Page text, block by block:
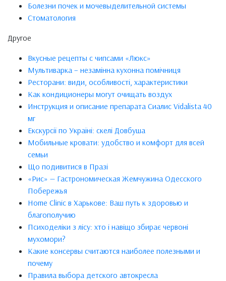
Болезни почек и мочевыделительной системы
Стоматология
Другое
Вкусные рецепты с чипсами «Люкс»
Мультиварка – незамінна кухонна помічниця
Ресторани: види, особливості, характеристики
Как кондиционеры могут очищать воздух
Инструкция и описание препарата Сиалис Vidalista 40
мг
Екскурсії по Україні: скелі Довбуша
Мобильные кровати: удобство и комфорт для всей
семьи
Що подивитися в Празі
«Рис» — Гастрономическая Жемчужина Одесского
Побережья
Home Clinic в Харькове: Ваш путь к здоровью и
благополучию
Психоделіки з лісу: хто і навіщо збирає червоні
мухомори?
Какие консервы считаются наиболее полезными и
почему
Правила выбора детского автокресла